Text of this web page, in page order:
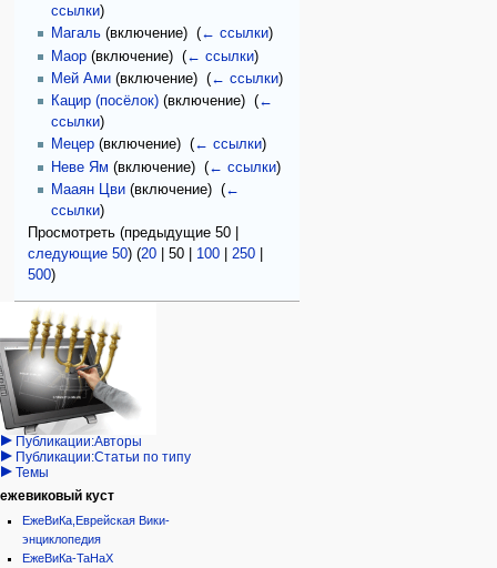
ссылки)
Магаль(включение) ‎ (← ссылки)
Маор(включение) ‎ (← ссылки)
Мей Ами(включение) ‎ (← ссылки)
Кацир (посёлок)(включение) ‎ (←
ссылки)
Мецер(включение) ‎ (← ссылки)
Неве Ям (включение) ‎ (← ссылки)
Мааян Цви(включение) ‎ (←
ссылки)
Просмотреть (предыдущие 50
следующие 50) (20 |50 100 |250
500)
Навигация
персональные инструменты
войти
запрос
учётной
записи
категории
Израиль:Страна и
государство
Иудаизм
Народ
Проекты
Проекты/Участники/
дополнения
Публикации:Авторы
Публикации:Статьи по типу
Темы
ежевиковый куст
ЕжеВиКа,Еврейская Вики-
энциклопедия
ЕжеВиКа-ТаНаХ